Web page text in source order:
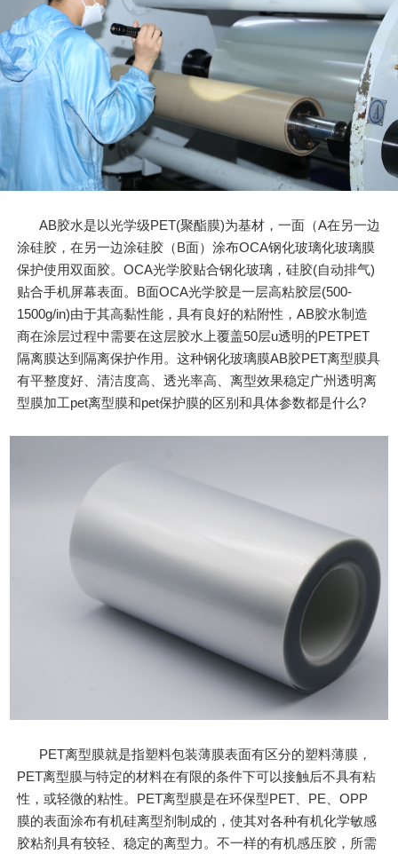
AB胶水是以光学级PET(聚酯膜)为基材，一面（A在另一边
涂硅胶，在另一边涂硅胶（B面）涂布OCA钢化玻璃化玻璃膜
保护使用双面胶。OCA光学胶贴合钢化玻璃，硅胶(自动排气)
贴合手机屏幕表面。B面OCA光学胶是一层高粘胶层(500-
1500g/in)由于其高黏性能，具有良好的粘附性，AB胶水制造
商在涂层过程中需要在这层胶水上覆盖50层u透明的PETPET
隔离膜达到隔离保护作用。这种钢化玻璃膜AB胶PET离型膜具
有平整度好、清洁度高、透光率高、离型效果稳定广州透明离
型膜加工pet离型膜和pet保护膜的区别和具体参数都是什么?
PET离型膜就是指塑料包装薄膜表面有区分的塑料薄膜，
PET离型膜与特定的材料在有限的条件下可以接触后不具有粘
性，或轻微的粘性。PET离型膜是在环保型PET、PE、OPP
膜的表面涂布有机硅离型剂制成的，使其对各种有机化学敏感
胶粘剂具有较轻、稳定的离型力。不一样的有机感压胶，所需